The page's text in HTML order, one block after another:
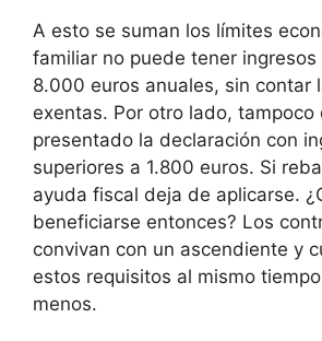
A esto se suman los límites
familiar no puede tener ingresos
8.000 euros anuales, sin contar
exentas. Por otro lado,
presentado la declaración con
superiores a 1.800 euros. Si
ayuda fiscal deja de aplicarse.
beneficiarse entonces? Los
convivan con un ascendiente y
estos requisitos al mismo
menos.